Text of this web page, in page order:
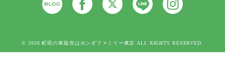
© 2026 町田の車販売はホンダファミリー東京 ALL RIGHTS RESERVED.